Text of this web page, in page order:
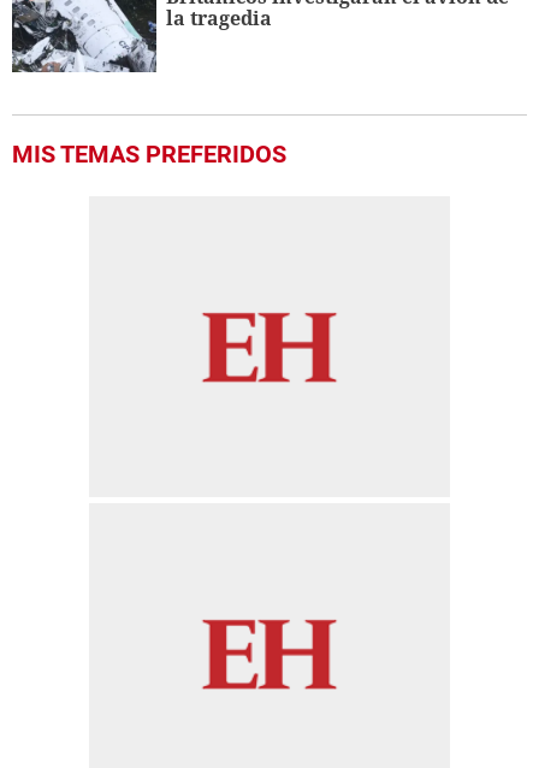
la tragedia
MIS TEMAS PREFERIDOS